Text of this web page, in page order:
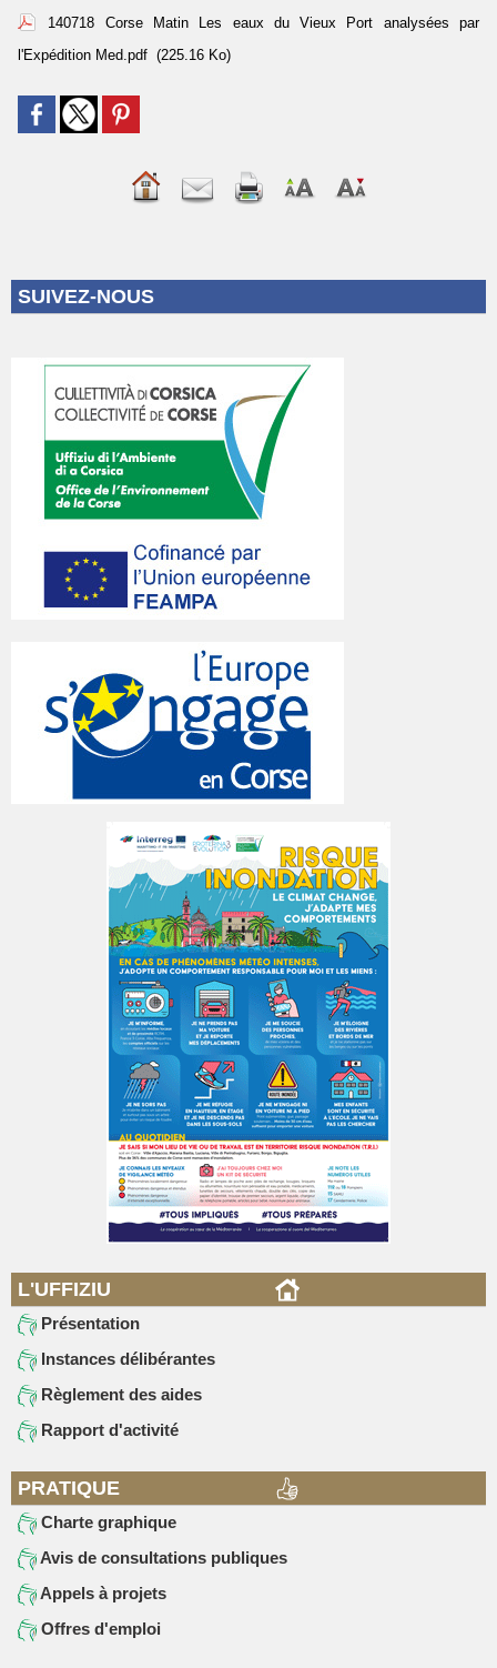
140718 Corse Matin Les eaux du Vieux Port analysées par
l'Expédition Med.pdf (225.16 Ko)
SUIVEZ-NOUS
L'UFFIZIU
Présentation
Instances délibérantes
Règlement des aides
Rapport d'activité
PRATIQUE
Charte graphique
Avis de consultations publiques
Appels à projets
Offres d'emploi